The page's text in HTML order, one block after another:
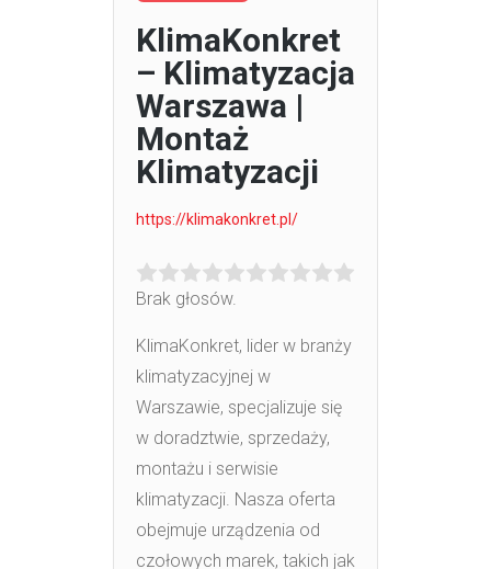
KlimaKonkret
– Klimatyzacja
Warszawa |
Montaż
Klimatyzacji
https://klimakonkret.pl/
Brak głosów.
KlimaKonkret, lider w branży
klimatyzacyjnej w
Warszawie, specjalizuje się
w doradztwie, sprzedaży,
montażu i serwisie
klimatyzacji. Nasza oferta
obejmuje urządzenia od
czołowych marek, takich jak